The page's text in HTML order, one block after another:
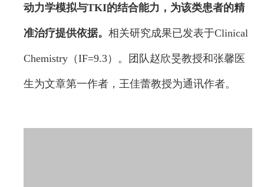
动力学模拟与TKI的结合能力，为该类患者的精
准治疗提供依据。 相关研究成果已发表于Clinical
Chemistry（IF=9.3）。团队赵欣旻教授和张馨医
生为文章第一作者，王佳蕾教授为通讯作者。